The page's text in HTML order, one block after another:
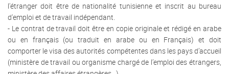
l'étranger doit être de nationalité tunisienne et inscrit au bureau
d'emploi et de travail indépendant.
- Le contrat de travail doit être en copie originale et rédigé en arabe
ou en français (ou traduit en arabe ou en Français) et doit
comporter le visa des autorités compétentes dans les pays d’accueil
(ministère de travail ou organisme chargé de l’emploi des étrangers,